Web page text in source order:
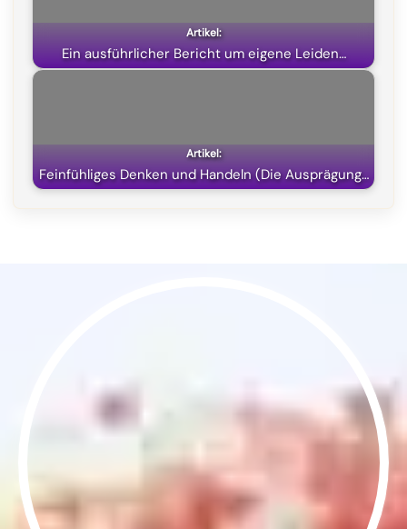
Ein ausführlicher Bericht um eigene Leiden…
Feinfühliges Denken und Handeln (Die Ausprägung…